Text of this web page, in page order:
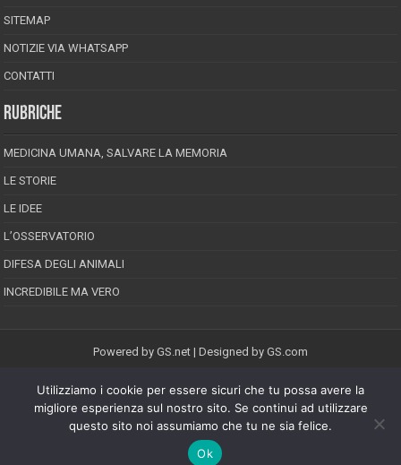
SITEMAP
NOTIZIE VIA WHATSAPP
CONTATTI
RUBRICHE
MEDICINA UMANA, SALVARE LA MEMORIA
LE STORIE
LE IDEE
L’OSSERVATORIO
DIFESA DEGLI ANIMALI
INCREDIBILE MA VERO
Powered by GS.net | Designed by GS.com
EPINEION EDITRICE S.R.L.P.Iva 02008710689
Registrazione Tribunale di Pescara reg. speciale della stampa n.08/2012
Direttore responsabile: Maurizio Piccinino
Iscrizione al ROC n.22607
Riproduzione riservata © Copyright 2026, All Rights Reserved
Utilizziamo i cookie per essere sicuri che tu possa avere la
migliore esperienza sul nostro sito. Se continui ad utilizzare
questo sito noi assumiamo che tu ne sia felice.
Ok